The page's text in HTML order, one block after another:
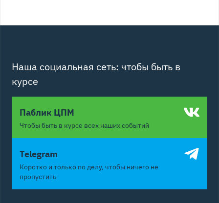
Наша социальная сеть: чтобы быть в
курсе
Паблик ЦПМ
Чтобы быть в курсе всех наших событий
Telegram
Коротко и только по делу, чтобы ничего не
пропустить